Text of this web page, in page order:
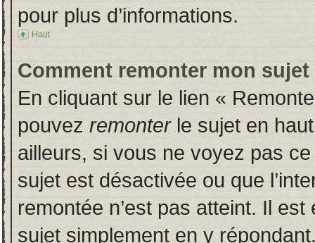
pour plus d’informations.
Haut
Comment remonter mon sujet
En cliquant sur le lien «
pouvez remonterle sujet en
ailleurs, si vous ne voyez pas
sujet est désactivée ou que
remontée n’est pas atteint. Il
sujet simplement en y